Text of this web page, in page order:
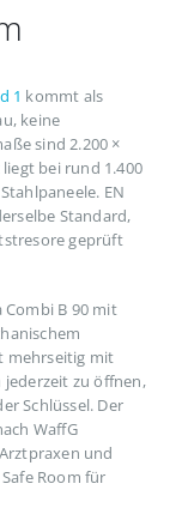
1 kommt als
keine
sind 2.200 ×
liegt bei rund 1.400
EN
Standard,
geprüft
Combi B 90 mit
mehrseitig mit
zu öffnen,
Schlüssel. Der
WaffG
und
Room für